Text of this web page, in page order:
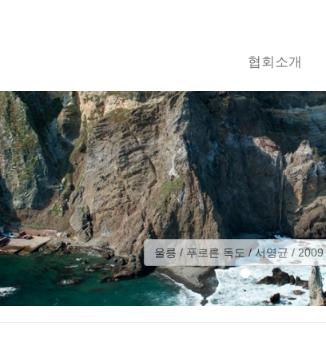
협회소개
울릉 / 푸르른 독도 / 서영균 / 2009